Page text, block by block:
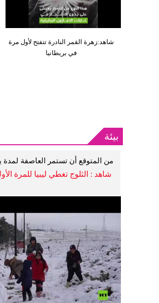
شاهد:زهرة القمر النادرة تتفتح لأول مرة
في بريطانيا
بيئة
من المتوقع أن تستمر العاصفة لمدة
شاهد : الثلوج تغطي ليبيا للمرة الأولى